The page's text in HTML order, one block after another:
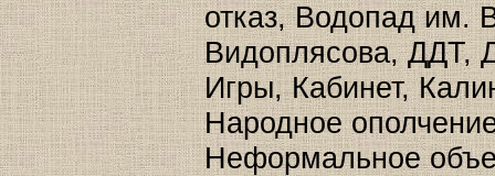
отказ, Водопад им.
Видоплясова, ДДТ,
Игры, Кабинет,
Народное
Неформальное